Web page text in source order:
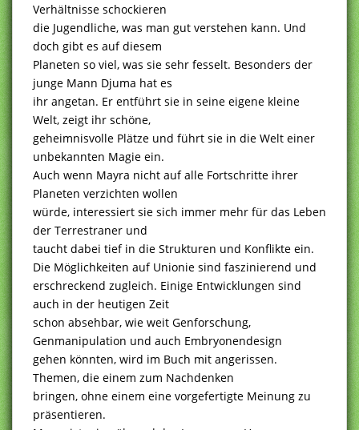
Verhältnisse schockieren
die Jugendliche, was man gut verstehen kann. Und
doch gibt es auf diesem
Planeten so viel, was sie sehr fesselt. Besonders der
junge Mann Djuma hat es
ihr angetan. Er entführt sie in seine eigene kleine
Welt, zeigt ihr schöne,
geheimnisvolle Plätze und führt sie in die Welt einer
unbekannten Magie ein.
Auch wenn Mayra nicht auf alle Fortschritte ihrer
Planeten verzichten wollen
würde, interessiert sie sich immer mehr für das Leben
der Terrestraner und
taucht dabei tief in die Strukturen und Konflikte ein.
Die Möglichkeiten auf Unionie sind faszinierend und
erschreckend zugleich. Einige Entwicklungen sind
auch in der heutigen Zeit
schon absehbar, wie weit Genforschung,
Genmanipulation und auch Embryonendesign
gehen könnten, wird im Buch mit angerissen.
Themen, die einem zum Nachdenken
bringen, ohne einem eine vorgefertigte Meinung zu
präsentieren.